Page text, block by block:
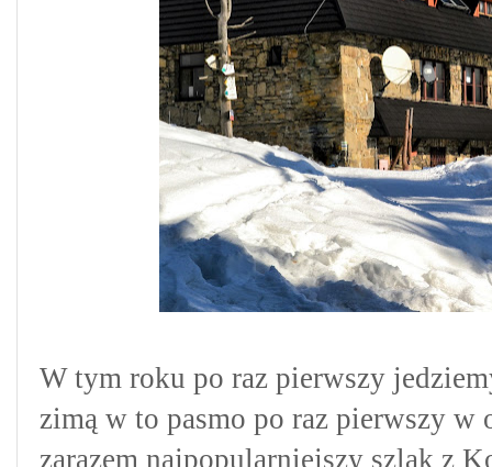
W tym roku po raz pierwszy
zimą w to pasmo po raz pierwszy w
zarazem najpopularniejszy szlak z